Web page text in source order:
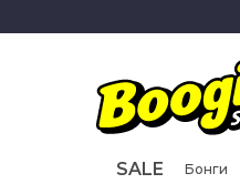
SALE Бонги